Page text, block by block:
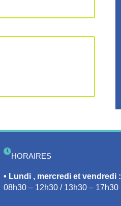
HORAIRES
• Lundi , mercredi et vendredi :
08h30 – 12h30 / 13h30 – 17h30